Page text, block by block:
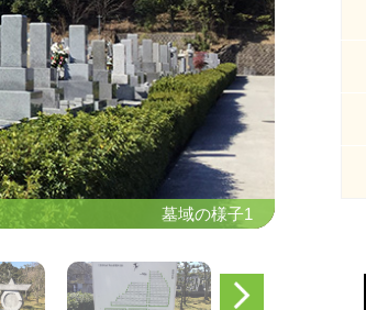
墓域の様子1
墓域の様子1